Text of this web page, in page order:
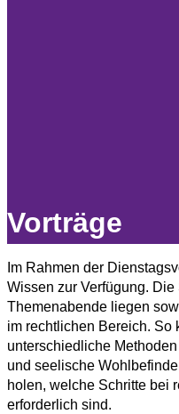
Vorträge
Im Rahmen der
Wissen zur Verfügung.
Themenabende liegen
im rechtlichen Bereich. So
unterschiedliche
und seelische
holen, welche Schritte bei
erforderlich sind.